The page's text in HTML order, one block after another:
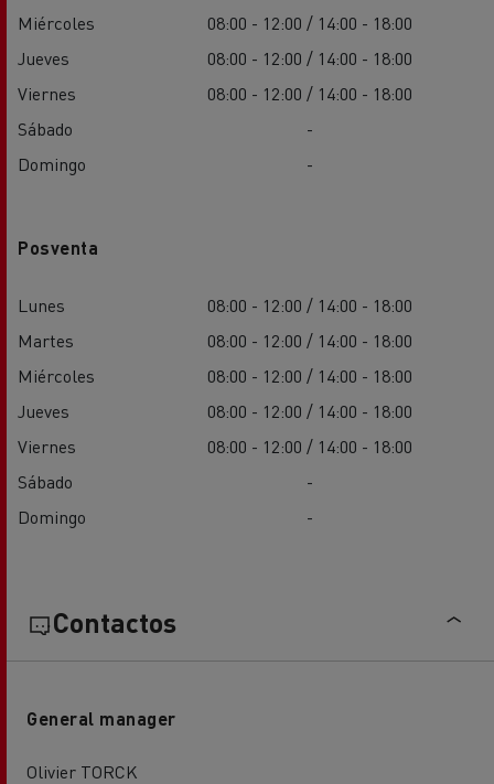
Miércoles
08:00 - 12:00 / 14:00 - 18:00
Jueves
08:00 - 12:00 / 14:00 - 18:00
Viernes
08:00 - 12:00 / 14:00 - 18:00
Sábado
-
Domingo
-
Posventa
Lunes
08:00 - 12:00 / 14:00 - 18:00
Martes
08:00 - 12:00 / 14:00 - 18:00
Miércoles
08:00 - 12:00 / 14:00 - 18:00
Jueves
08:00 - 12:00 / 14:00 - 18:00
Viernes
08:00 - 12:00 / 14:00 - 18:00
Sábado
-
Domingo
-
Contactos
General manager
Olivier TORCK